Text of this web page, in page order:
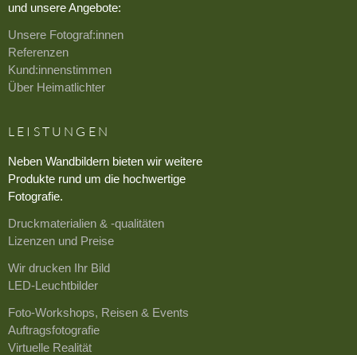
und unsere Angebote:
Unsere Fotograf:innen
Referenzen
Kund:innenstimmen
Über Heimatlichter
LEISTUNGEN
Neben Wandbildern bieten wir weitere
Produkte rund um die hochwertige
Fotografie.
Druckmaterialien & -qualitäten
Lizenzen und Preise
Wir drucken Ihr Bild
LED-Leuchtbilder
Foto-Workshops, Reisen & Events
Auftragsfotografie
Virtuelle Realität